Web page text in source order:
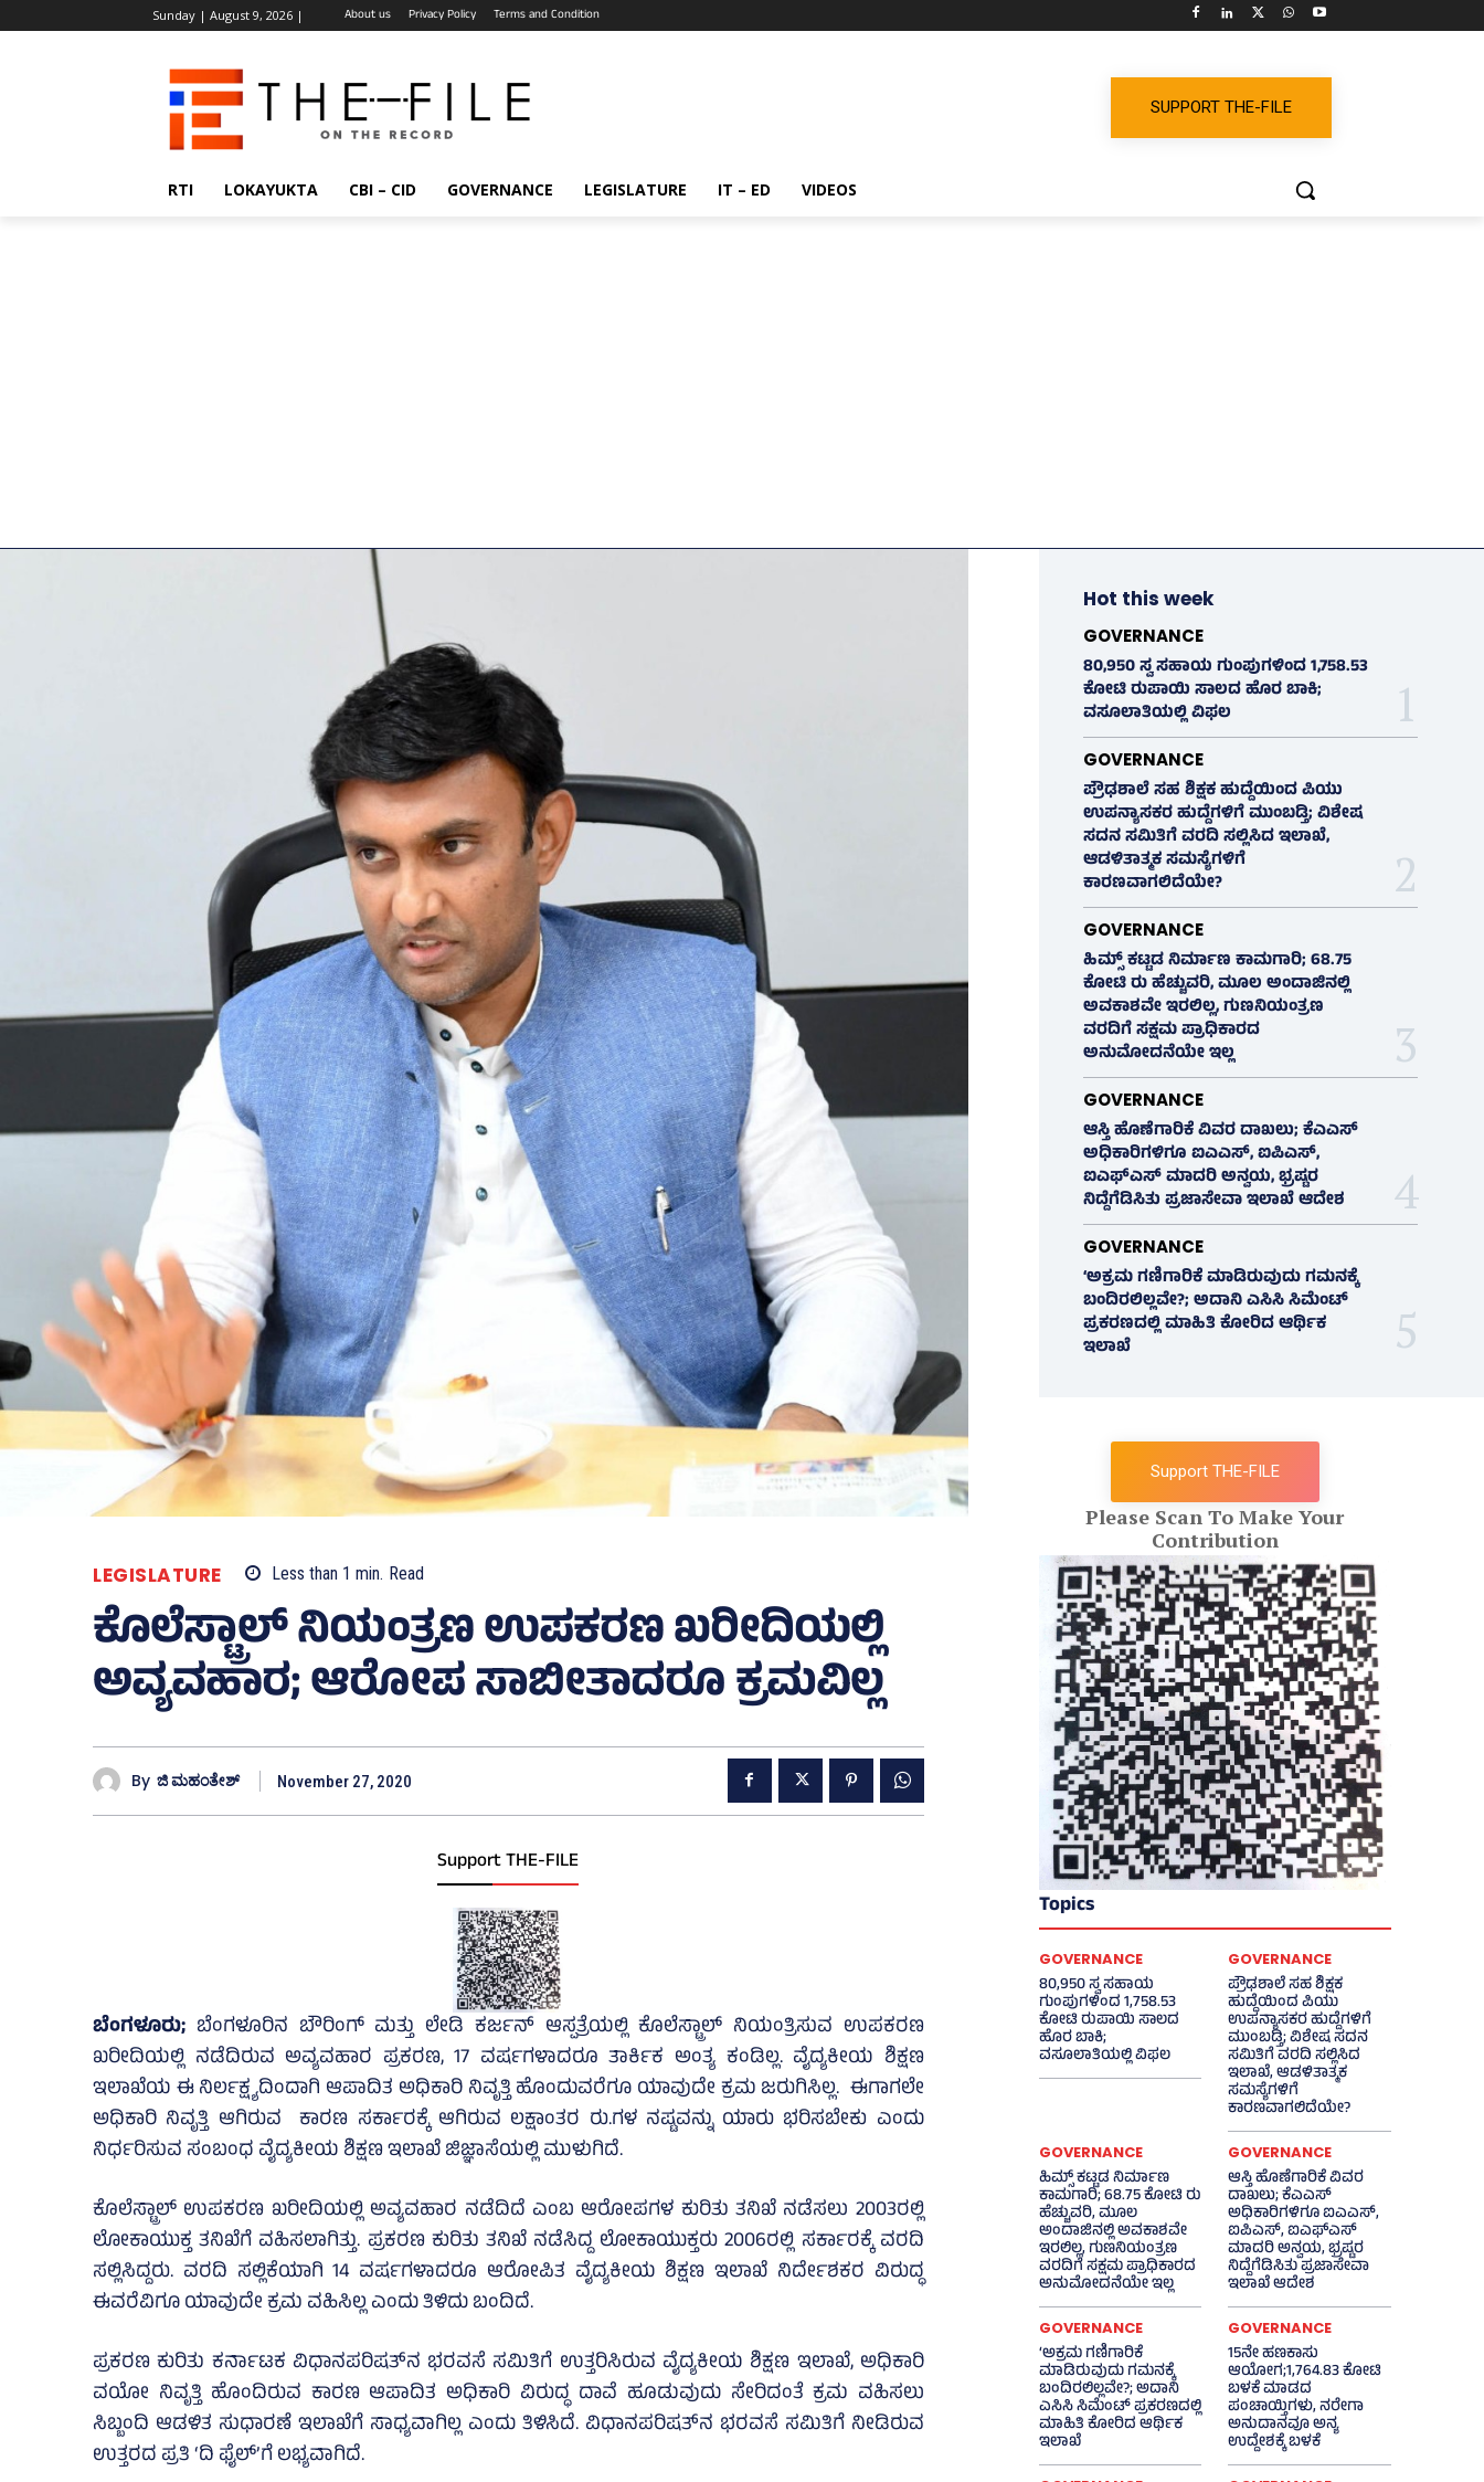
Sunday | August 9, 2026 | About us Privacy Policy Terms and Condition
SUPPORT THE-FILE
RTI LOKAYUKTA CBI – CID GOVERNANCE LEGISLATURE IT – ED VIDEOS
LEGISLATURE Less than 1 min. Read
ಕೊಲೆಸ್ಟ್ರಾಲ್‌ ನಿಯಂತ್ರಣ ಉಪಕರಣ ಖರೀದಿಯಲ್ಲಿ
ಅವ್ಯವಹಾರ; ಆರೋಪ ಸಾಬೀತಾದರೂ ಕ್ರಮವಿಲ್ಲ
By ಜಿ ಮಹಂತೇಶ್ November 27, 2020
Support THE-FILE
ಬೆಂಗಳೂರು; ಬೆಂಗಳೂರಿನ ಬೌರಿಂಗ್‌ ಮತ್ತು ಲೇಡಿ ಕರ್ಜನ್‌ ಆಸ್ಪತ್ರೆಯಲ್ಲಿ ಕೊಲೆಸ್ಟ್ರಾಲ್‌ ನಿಯಂತ್ರಿಸುವ ಉಪಕರಣ
ಖರೀದಿಯಲ್ಲಿ ನಡೆದಿರುವ ಅವ್ಯವಹಾರ ಪ್ರಕರಣ, 17 ವರ್ಷಗಳಾದರೂ ತಾರ್ಕಿಕ ಅಂತ್ಯ ಕಂಡಿಲ್ಲ. ವೈದ್ಯಕೀಯ ಶಿಕ್ಷಣ
ಇಲಾಖೆಯ ಈ ನಿರ್ಲಕ್ಷ್ಯದಿಂದಾಗಿ ಆಪಾದಿತ ಅಧಿಕಾರಿ ನಿವೃತ್ತಿ ಹೊಂದುವರೆಗೂ ಯಾವುದೇ ಕ್ರಮ ಜರುಗಿಸಿಲ್ಲ. ಈಗಾಗಲೇ
ಅಧಿಕಾರಿ ನಿವೃತ್ತಿ ಆಗಿರುವ ಕಾರಣ ಸರ್ಕಾರಕ್ಕೆ ಆಗಿರುವ ಲಕ್ಷಾಂತರ ರು.ಗಳ ನಷ್ಟವನ್ನು ಯಾರು ಭರಿಸಬೇಕು ಎಂದು
ನಿರ್ಧರಿಸುವ ಸಂಬಂಧ ವೈದ್ಯಕೀಯ ಶಿಕ್ಷಣ ಇಲಾಖೆ ಜಿಜ್ಞಾಸೆಯಲ್ಲಿ ಮುಳುಗಿದೆ.
ಕೊಲೆಸ್ಟ್ರಾಲ್‌ ಉಪಕರಣ ಖರೀದಿಯಲ್ಲಿ ಅವ್ಯವಹಾರ ನಡೆದಿದೆ ಎಂಬ ಆರೋಪಗಳ ಕುರಿತು ತನಿಖೆ ನಡೆಸಲು 2003ರಲ್ಲಿ
ಲೋಕಾಯುಕ್ತ ತನಿಖೆಗೆ ವಹಿಸಲಾಗಿತ್ತು. ಪ್ರಕರಣ ಕುರಿತು ತನಿಖೆ ನಡೆಸಿದ್ದ ಲೋಕಾಯುಕ್ತರು 2006ರಲ್ಲಿ ಸರ್ಕಾರಕ್ಕೆ ವರದಿ
ಸಲ್ಲಿಸಿದ್ದರು. ವರದಿ ಸಲ್ಲಿಕೆಯಾಗಿ 14 ವರ್ಷಗಳಾದರೂ ಆರೋಪಿತ ವೈದ್ಯಕೀಯ ಶಿಕ್ಷಣ ಇಲಾಖೆ ನಿರ್ದೇಶಕರ ವಿರುದ್ಧ
ಈವರೆವಿಗೂ ಯಾವುದೇ ಕ್ರಮ ವಹಿಸಿಲ್ಲ ಎಂದು ತಿಳಿದು ಬಂದಿದೆ.
ಪ್ರಕರಣ ಕುರಿತು ಕರ್ನಾಟಕ ವಿಧಾನಪರಿಷತ್‌ನ ಭರವಸೆ ಸಮಿತಿಗೆ ಉತ್ತರಿಸಿರುವ ವೈದ್ಯಕೀಯ ಶಿಕ್ಷಣ ಇಲಾಖೆ, ಅಧಿಕಾರಿ
ವಯೋ ನಿವೃತ್ತಿ ಹೊಂದಿರುವ ಕಾರಣ ಆಪಾದಿತ ಅಧಿಕಾರಿ ವಿರುದ್ಧ ದಾವೆ ಹೂಡುವುದು ಸೇರಿದಂತೆ ಕ್ರಮ ವಹಿಸಲು
ಸಿಬ್ಬಂದಿ ಆಡಳಿತ ಸುಧಾರಣೆ ಇಲಾಖೆಗೆ ಸಾಧ್ಯವಾಗಿಲ್ಲ ಎಂದು ತಿಳಿಸಿದೆ. ವಿಧಾನಪರಿಷತ್‌ನ ಭರವಸೆ ಸಮಿತಿಗೆ ನೀಡಿರುವ
ಉತ್ತರದ ಪ್ರತಿ ‘ದಿ ಫೈಲ್‌’ಗೆ ಲಭ್ಯವಾಗಿದೆ.
Hot this week
GOVERNANCE
80,950 ಸ್ವ ಸಹಾಯ ಗುಂಪುಗಳಿಂದ 1,758.53
ಕೋಟಿ ರುಪಾಯಿ ಸಾಲದ ಹೊರ ಬಾಕಿ;
ವಸೂಲಾತಿಯಲ್ಲಿ ವಿಫಲ
GOVERNANCE
ಪ್ರೌಢಶಾಲೆ ಸಹ ಶಿಕ್ಷಕ ಹುದ್ದೆಯಿಂದ ಪಿಯು
ಉಪನ್ಯಾಸಕರ ಹುದ್ದೆಗಳಿಗೆ ಮುಂಬಡ್ತಿ; ವಿಶೇಷ
ಸದನ ಸಮಿತಿಗೆ ವರದಿ ಸಲ್ಲಿಸಿದ ಇಲಾಖೆ,
ಆಡಳಿತಾತ್ಮಕ ಸಮಸ್ಯೆಗಳಿಗೆ
ಕಾರಣವಾಗಲಿದೆಯೇ?
GOVERNANCE
ಹಿಮ್ಸ್‌ ಕಟ್ಟಡ ನಿರ್ಮಾಣ ಕಾಮಗಾರಿ; 68.75
ಕೋಟಿ ರು ಹೆಚ್ಚುವರಿ, ಮೂಲ ಅಂದಾಜಿನಲ್ಲಿ
ಅವಕಾಶವೇ ಇರಲಿಲ್ಲ, ಗುಣನಿಯಂತ್ರಣ
ವರದಿಗೆ ಸಕ್ಷಮ ಪ್ರಾಧಿಕಾರದ
ಅನುಮೋದನೆಯೇ ಇಲ್ಲ
GOVERNANCE
ಆಸ್ತಿ ಹೊಣೆಗಾರಿಕೆ ವಿವರ ದಾಖಲು; ಕೆಎಎಸ್
ಅಧಿಕಾರಿಗಳಿಗೂ ಐಎಎಸ್‌, ಐಪಿಎಸ್‌,
ಐಎಫ್‌ಎಸ್‌ ಮಾದರಿ ಅನ್ವಯ, ಭ್ರಷ್ಟರ
ನಿದ್ದೆಗೆಡಿಸಿತು ಪ್ರಜಾಸೇವಾ ಇಲಾಖೆ ಆದೇಶ
GOVERNANCE
‘ಅಕ್ರಮ ಗಣಿಗಾರಿಕೆ ಮಾಡಿರುವುದು ಗಮನಕ್ಕೆ
ಬಂದಿರಲಿಲ್ಲವೇ?; ಅದಾನಿ ಎಸಿಸಿ ಸಿಮೆಂಟ್
ಪ್ರಕರಣದಲ್ಲಿ ಮಾಹಿತಿ ಕೋರಿದ ಆರ್ಥಿಕ
ಇಲಾಖೆ
Support THE-FILE
Please Scan To Make Your
Contribution
Topics
GOVERNANCE
80,950 ಸ್ವ ಸಹಾಯ
ಗುಂಪುಗಳಿಂದ 1,758.53
ಕೋಟಿ ರುಪಾಯಿ ಸಾಲದ
ಹೊರ ಬಾಕಿ;
ವಸೂಲಾತಿಯಲ್ಲಿ ವಿಫಲ
GOVERNANCE
ಪ್ರೌಢಶಾಲೆ ಸಹ ಶಿಕ್ಷಕ
ಹುದ್ದೆಯಿಂದ ಪಿಯು
ಉಪನ್ಯಾಸಕರ ಹುದ್ದೆಗಳಿಗೆ
ಮುಂಬಡ್ತಿ; ವಿಶೇಷ ಸದನ
ಸಮಿತಿಗೆ ವರದಿ ಸಲ್ಲಿಸಿದ
ಇಲಾಖೆ, ಆಡಳಿತಾತ್ಮಕ
ಸಮಸ್ಯೆಗಳಿಗೆ
ಕಾರಣವಾಗಲಿದೆಯೇ?
GOVERNANCE
ಹಿಮ್ಸ್‌ ಕಟ್ಟಡ ನಿರ್ಮಾಣ
ಕಾಮಗಾರಿ; 68.75 ಕೋಟಿ ರು
ಹೆಚ್ಚುವರಿ, ಮೂಲ
ಅಂದಾಜಿನಲ್ಲಿ ಅವಕಾಶವೇ
ಇರಲಿಲ್ಲ, ಗುಣನಿಯಂತ್ರಣ
ವರದಿಗೆ ಸಕ್ಷಮ ಪ್ರಾಧಿಕಾರದ
ಅನುಮೋದನೆಯೇ ಇಲ್ಲ
GOVERNANCE
ಆಸ್ತಿ ಹೊಣೆಗಾರಿಕೆ ವಿವರ
ದಾಖಲು; ಕೆಎಎಸ್
ಅಧಿಕಾರಿಗಳಿಗೂ ಐಎಎಸ್‌,
ಐಪಿಎಸ್‌, ಐಎಫ್‌ಎಸ್‌
ಮಾದರಿ ಅನ್ವಯ, ಭ್ರಷ್ಟರ
ನಿದ್ದೆಗೆಡಿಸಿತು ಪ್ರಜಾಸೇವಾ
ಇಲಾಖೆ ಆದೇಶ
GOVERNANCE
‘ಅಕ್ರಮ ಗಣಿಗಾರಿಕೆ
ಮಾಡಿರುವುದು ಗಮನಕ್ಕೆ
ಬಂದಿರಲಿಲ್ಲವೇ?; ಅದಾನಿ
ಎಸಿಸಿ ಸಿಮೆಂಟ್ ಪ್ರಕರಣದಲ್ಲಿ
ಮಾಹಿತಿ ಕೋರಿದ ಆರ್ಥಿಕ
ಇಲಾಖೆ
GOVERNANCE
15ನೇ ಹಣಕಾಸು
ಆಯೋಗ;1,764.83 ಕೋಟಿ
ಬಳಕೆ ಮಾಡದ
ಪಂಚಾಯ್ತಿಗಳು, ನರೇಗಾ
ಅನುದಾನವೂ ಅನ್ಯ
ಉದ್ದೇಶಕ್ಕೆ ಬಳಕೆ